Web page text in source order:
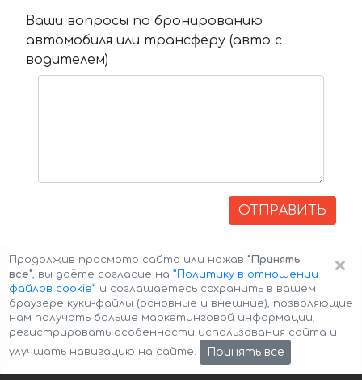
Ваши вопросы по бронированию
автомобиля или трансферу (авто с
водителем)
ОТПРАВИТЬ
Авторские права © 2026 Авто-Аренда Cookie Policy
×
Продолжив просмотр сайта или нажав "Принять
все", вы даёте согласие на ”Политику в отношении
файлов cookie” и соглашаетесь сохранить в вашем
браузере куки-файлы (основные и внешние), позволяющие
нам получать больше маркетинговой информации,
регистрировать особенности использования сайта и
улучшать навигацию на сайте.
Принять все